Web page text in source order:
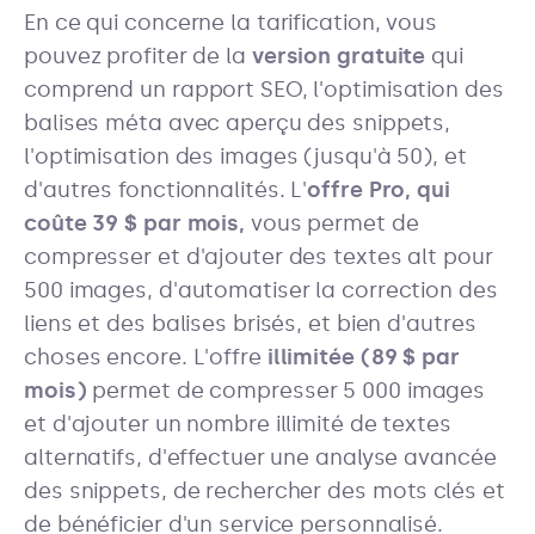
En ce qui concerne la tarification, vous
pouvez profiter de la version gratuite qui
comprend un rapport SEO, l'optimisation des
balises méta avec aperçu des snippets,
l'optimisation des images (jusqu'à 50), et
d'autres fonctionnalités. L'offre Pro, qui
coûte 39 $ par mois, vous permet de
compresser et d'ajouter des textes alt pour
500 images, d'automatiser la correction des
liens et des balises brisés, et bien d'autres
choses encore. L'offre illimitée (89 $ par
mois) permet de compresser 5 000 images
et d'ajouter un nombre illimité de textes
alternatifs, d'effectuer une analyse avancée
des snippets, de rechercher des mots clés et
de bénéficier d'un service personnalisé.